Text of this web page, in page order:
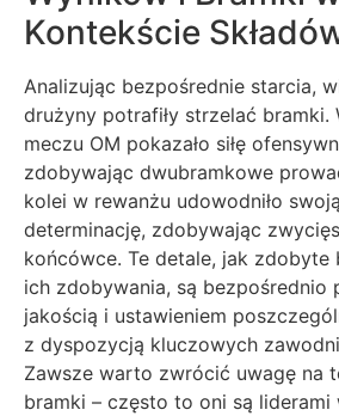
Kontekście
Analizując bezpośrednie starcia,
drużyny potrafiły strzelać bramki.
meczu OM pokazało siłę
zdobywając dwubramkowe
kolei w rewanżu udowodniło
determinację, zdobywając
końcówce. Te detale, jak zdobyte
ich zdobywania, są bezpośrednio
jakością i ustawieniem
z dyspozycją kluczowych
Zawsze warto zwrócić uwagę na
bramki – często to oni są liderami